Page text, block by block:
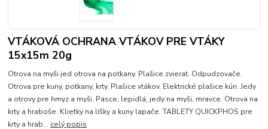
VTÁKOVÁ OCHRANA VTÁKOV PRE VTÁKY
15x15m 20g
Otrova na myši jed otrova na potkany. Plašice zvierat. Odpudzovače.
Otrova pre kuny, potkany, krty. Plašice vtákov. Elektrické plašice kún. Jedy
a otrovy pre hmyz a myši. Pasce, lepidlá, jedy na myši, mravce. Otrova na
krty a hraboše. Klietky na líšky a kuny lapače. TABLETY QUICKPHOS pre
krty a hrab... celý popis